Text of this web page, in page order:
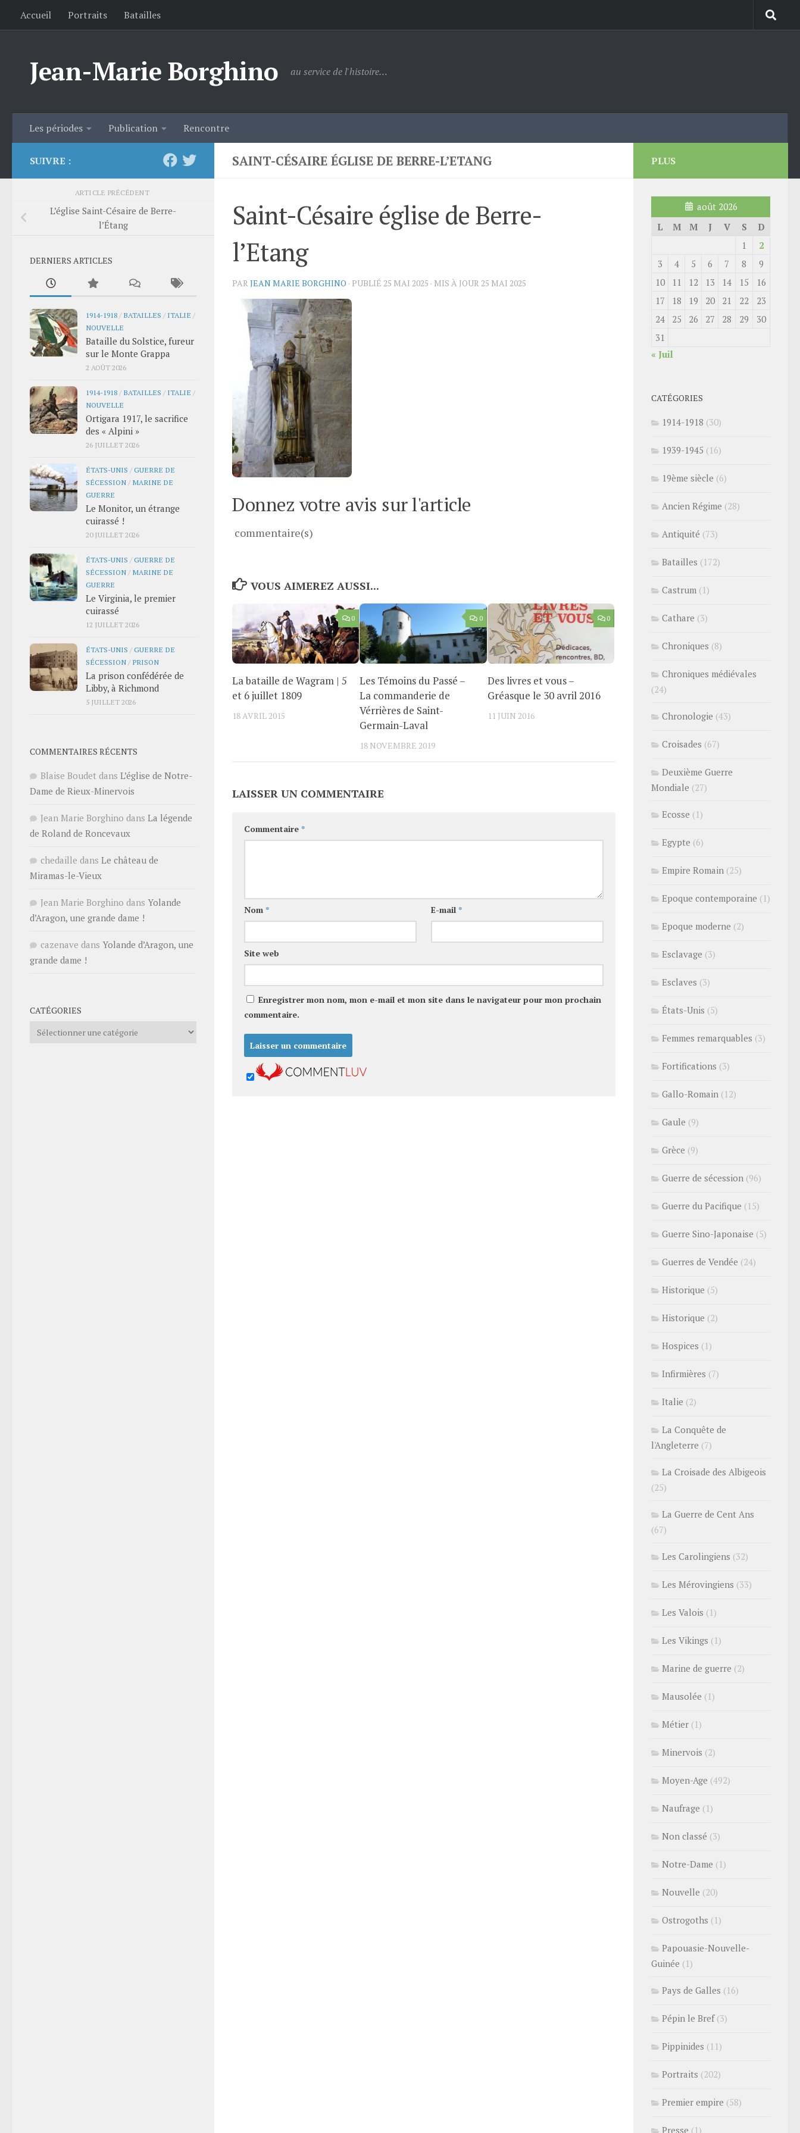
Skip to content
Accueil Portraits Batailles
Jean-Marie Borghino au service de l'histoire…
Les périodes Publication Rencontre
SAINT-CÉSAIRE ÉGLISE DE BERRE-L’ETANG
Saint-Césaire église de Berre-
l’Etang
PAR JEAN MARIE BORGHINO · PUBLIÉ 25 MAI 2025 · MIS À JOUR 25 MAI 2025
Donnez votre avis sur l'article
commentaire(s)
VOUS AIMEREZ AUSSI...
0
La bataille de Wagram | 5
et 6 juillet 1809
18 AVRIL 2015
0
Les Témoins du Passé –
La commanderie de
Vérrières de Saint-
Germain-Laval
18 NOVEMBRE 2019
0
Des livres et vous –
Gréasque le 30 avril 2016
11 JUIN 2016
LAISSER UN COMMENTAIRE
Commentaire *
Nom * E-mail *
Site web
Enregistrer mon nom, mon e-mail et mon site dans le navigateur pour mon prochain
commentaire.
SUIVRE :
ARTICLE PRÉCÉDENT
L’église Saint-Césaire de Berre-
l’Étang
DERNIERS ARTICLES
1914-1918 / BATAILLES / ITALIE /
NOUVELLE
Bataille du Solstice, fureur
sur le Monte Grappa
2 AOÛT 2026
1914-1918 / BATAILLES / ITALIE /
NOUVELLE
Ortigara 1917, le sacrifice
des « Alpini »
26 JUILLET 2026
ÉTATS-UNIS /GUERRE DE
SÉCESSION / MARINE DE
GUERRE
Le Monitor, un étrange
cuirassé !
20 JUILLET 2026
ÉTATS-UNIS /GUERRE DE
SÉCESSION / MARINE DE
GUERRE
Le Virginia, le premier
cuirassé
12 JUILLET 2026
ÉTATS-UNIS /GUERRE DE
SÉCESSION / PRISON
La prison confédérée de
Libby, à Richmond
5 JUILLET 2026
COMMENTAIRES RÉCENTS
Blaise Boudet dans L’église de Notre-
Dame de Rieux-Minervois
Jean Marie Borghino dans La légende
de Roland de Roncevaux
chedaille dans Le château de
Miramas-le-Vieux
Jean Marie Borghino dans Yolande
d’Aragon, une grande dame !
cazenave dans Yolande d’Aragon, une
grande dame !
CATÉGORIES
Catégories
PLUS
août 2026
L
M M J V S
D
1
2
3
4 5 6 7 8
9
10
11 12 13 14 15
16
17
18 19 20 21 22
23
24
25 26 27 28 29
30
31
« Juil
CATÉGORIES
1914-1918 (30)
1939-1945 (16)
19ème siècle (6)
Ancien Régime (28)
Antiquité (73)
Batailles (172)
Castrum (1)
Cathare (3)
Chroniques (8)
Chroniques médiévales
(24)
Chronologie (43)
Croisades (67)
Deuxième Guerre
Mondiale (27)
Ecosse (1)
Egypte (6)
Empire Romain (25)
Epoque contemporaine (1)
Epoque moderne (2)
Esclavage (3)
Esclaves (3)
États-Unis (5)
Femmes remarquables (3)
Fortifications (3)
Gallo-Romain (12)
Gaule (9)
Grèce (9)
Guerre de sécession (96)
Guerre du Pacifique (15)
Guerre Sino-Japonaise (5)
Guerres de Vendée (24)
Historique (5)
Historique (2)
Hospices (1)
Infirmières (7)
Italie (2)
La Conquête de
l'Angleterre (7)
La Croisade des Albigeois
(25)
La Guerre de Cent Ans
(67)
Les Carolingiens (32)
Les Mérovingiens (33)
Les Valois (1)
Les Vikings (1)
Marine de guerre (2)
Mausolée (1)
Métier (1)
Minervois (2)
Moyen-Age (492)
Naufrage (1)
Non classé (3)
Notre-Dame (1)
Nouvelle (20)
Ostrogoths (1)
Papouasie-Nouvelle-
Guinée (1)
Pays de Galles (16)
Pépin le Bref(3)
Pippinides (11)
Portraits (202)
Premier empire (58)
Presse (1)